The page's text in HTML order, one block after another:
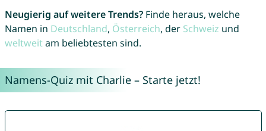
Neugierig auf weitere Trends?Finde heraus, welche
Namen in Deutschland, Österreich, der Schweiz und
weltweitam beliebtesten sind.
Namens-Quiz mit Charlie – Starte jetzt!